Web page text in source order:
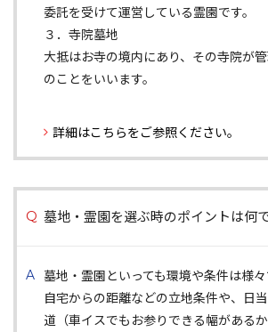
委託を受けて運営している霊園です。
３．寺院墓地
大抵はお寺の境内にあり、その寺院が
のことをいいます。
詳細はこちらをご参照ください。
墓地・霊園を選ぶ時のポイントは何
墓地・霊園といっても環境や条件は様々
自宅からの距離などの立地条件や、日
道（車イスでもお参りできる幅がある